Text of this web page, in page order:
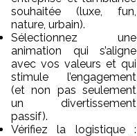
souhaitée (luxe, fun,
nature, urbain).
Sélectionnez une
animation qui s’aligne
avec vos valeurs et qui
stimule l’engagement
(et non pas seulement
un divertissement
passif).
Vérifiez la logistique :